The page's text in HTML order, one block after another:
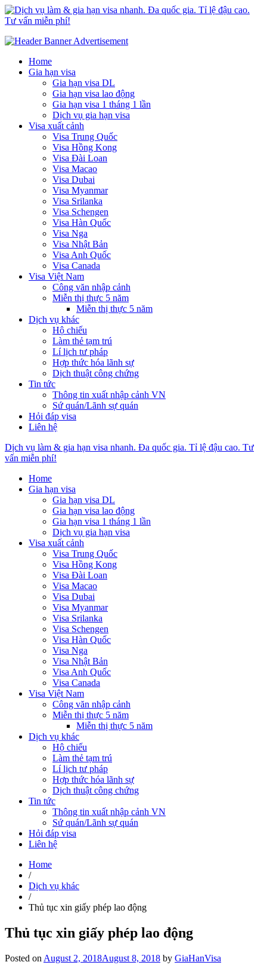
Dịch vụ làm & gia hạn visa nhanh. Đa quốc gia. Tỉ lệ đậu cao. Tư
Home
Gia hạn visa
Gia hạn visa DL
Gia hạn visa lao động
Gia hạn visa 1 tháng 1 lần
Dịch vụ gia hạn visa
Visa xuất cảnh
Visa Trung Quốc
Visa Hồng Kong
Visa Đài Loan
Visa Macao
Visa Dubai
Visa Myanmar
Visa Srilanka
Visa Schengen
Visa Hàn Quốc
Visa Nga
Visa Nhật Bản
Visa Anh Quốc
Visa Canada
Visa Việt Nam
Công văn nhập cảnh
Miễn thị thực 5 năm
Miễn thị thực 5 năm
Dịch vụ khác
Hộ chiếu
Làm thẻ tạm trú
Lí lịch tư pháp
Hợp thức hóa lãnh sự
Dịch thuật công chứng
Tin tức
Thông tin xuất nhập cảnh VN
Sứ quán/Lãnh sự quán
Hỏi đáp visa
Liên hệ
Dịch vụ làm & gia hạn visa nhanh. Đa quốc gia. Tỉ lệ đậu cao. Tư
vấn miễn phí!
Home
Gia hạn visa
Gia hạn visa DL
Gia hạn visa lao động
Gia hạn visa 1 tháng 1 lần
Dịch vụ gia hạn visa
Visa xuất cảnh
Visa Trung Quốc
Visa Hồng Kong
Visa Đài Loan
Visa Macao
Visa Dubai
Visa Myanmar
Visa Srilanka
Visa Schengen
Visa Hàn Quốc
Visa Nga
Visa Nhật Bản
Visa Anh Quốc
Visa Canada
Visa Việt Nam
Công văn nhập cảnh
Miễn thị thực 5 năm
Miễn thị thực 5 năm
Dịch vụ khác
Hộ chiếu
Làm thẻ tạm trú
Lí lịch tư pháp
Hợp thức hóa lãnh sự
Dịch thuật công chứng
Tin tức
Thông tin xuất nhập cảnh VN
Sứ quán/Lãnh sự quán
Hỏi đáp visa
Liên hệ
Home
/
Dịch vụ khác
/
Thủ tục xin giấy phép lao động
Thủ tục xin giấy phép lao động
Posted on August 2, 2018August 8, 2018 by GiaHanVisa